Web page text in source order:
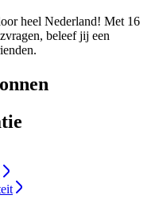
heel Nederland! Met 16
beleef jij een